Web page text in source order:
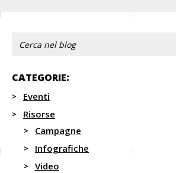
CATEGORIE:
Eventi
Risorse
Campagne
Infografiche
Video